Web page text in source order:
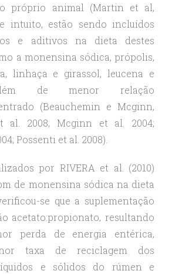
próprio animal (Martin et al,
intuito, estão sendo incluídos
e aditivos na dieta destes
a monensina sódica, própolis,
linhaça e girassol, leucena e
de menor relação
(Beauchemin e Mcginn,
al. 2008; Mcginn et al. 2004;
Possenti et al. 2008).
por RIVERA et al. (2010)
de monensina sódica na dieta
se que a suplementação
acetato:propionato, resultando
perda de energia entérica,
taxa de reciclagem dos
e sólidos do rúmen e